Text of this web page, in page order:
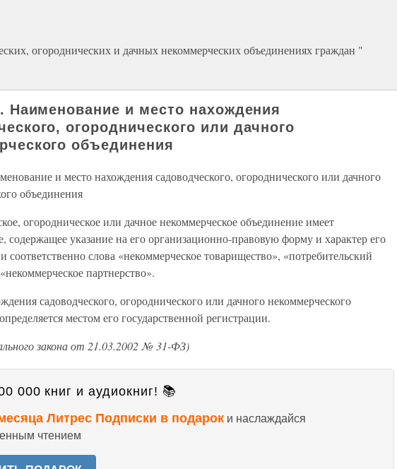
огороднических и дачных некоммерческих объединениях граждан "
Наименование и место нахождения
огороднического или дачного
объединения
и место нахождения садоводческого, огороднического или дачного
объединения
огородническое или дачное некоммерческое объединение имеет
содержащее указание на его организационно-правовую форму и характер его
соответственно слова «некоммерческое товарищество», «потребительский
партнерство».
садоводческого, огороднического или дачного некоммерческого
местом его государственной регистрации.
закона от 21.03.2002 № 31-ФЗ)
000 книг и аудиокниг! 📚
Литрес Подписки в подарок и наслаждайся
чтением